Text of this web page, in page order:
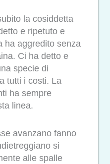
la cosiddetta
e ripetuto e
ha aggredito senza
Ci ha detto e
specie di
tutti i costi. La
ha sempre
linea.
avanzano fanno
si
alle spalle